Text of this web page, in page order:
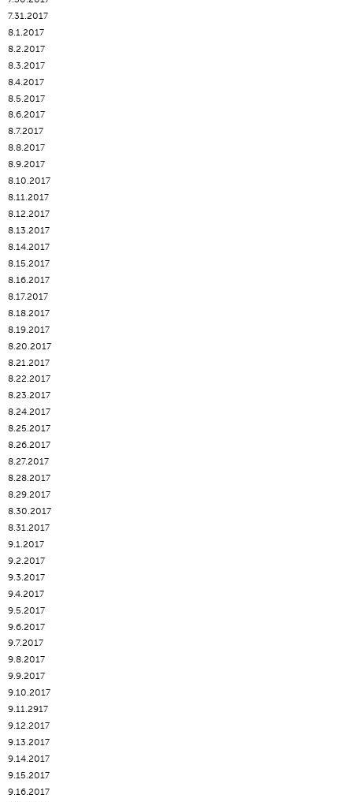
7.31.2017
8.1.2017
8.2.2017
8.3.2017
8.4.2017
8.5.2017
8.6.2017
8.7.2017
8.8.2017
8.9.2017
8.10.2017
8.11.2017
8.12.2017
8.13.2017
8.14.2017
8.15.2017
8.16.2017
8.17.2017
8.18.2017
8.19.2017
8.20.2017
8.21.2017
8.22.2017
8.23.2017
8.24.2017
8.25.2017
8.26.2017
8.27.2017
8.28.2017
8.29.2017
8.30.2017
8.31.2017
9.1.2017
9.2.2017
9.3.2017
9.4.2017
9.5.2017
9.6.2017
9.7.2017
9.8.2017
9.9.2017
9.10.2017
9.11.2917
9.12.2017
9.13.2017
9.14.2017
9.15.2017
9.16.2017